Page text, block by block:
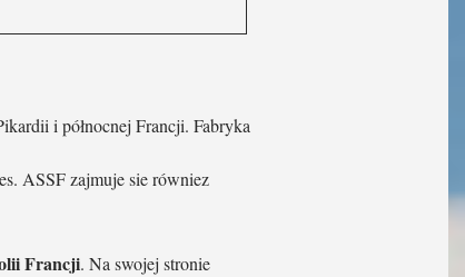
i północnej Francji. Fabryka
ASSF zajmuje sie równiez
Francji. Na swojej stronie